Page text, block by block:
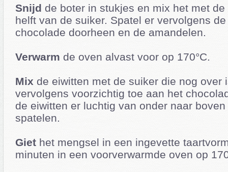
Snijd de boter in stukjes en mix het met
helft van de suiker. Spatel er vervolgens
chocolade doorheen en de amandelen.
Verwarm de oven alvast voor op 170°C.
Mix de eiwitten met de suiker die nog over
vervolgens voorzichtig toe aan het
de eiwitten er luchtig van onder naar
spatelen.
Giet het mengsel in een ingevette
minuten in een voorverwarmde oven op